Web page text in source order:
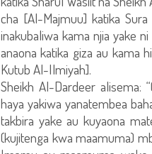
cha [Al-Majmuu] katika
inakubaliwa kama njia yake
anaona katika giza au kama
Kutub Al-Ilmiyah].
Sheikh Al-Dardeer alisema:
haya yakiwa yanatembea
takbira yake au kuyaona
(kujitenga kwa maamuma)